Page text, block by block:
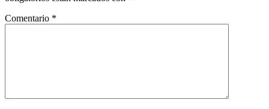
Comentario *